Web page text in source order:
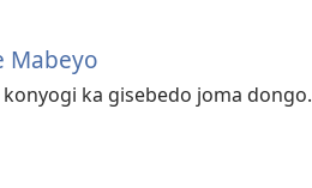
Mabeyo
ka gisebedo joma dongo.